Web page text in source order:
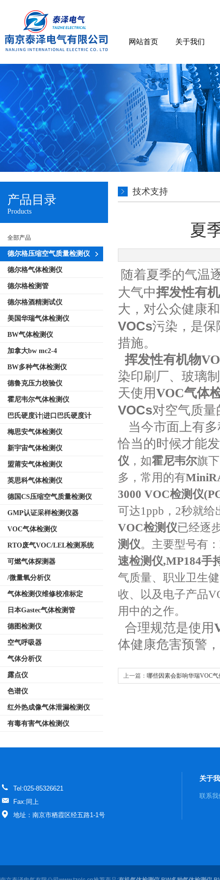
网站首页 关于我们
产品目录
Products
全部产品
德尔格压缩空气质量检测仪
德尔格气体检测仪
德尔格检测管
德尔格酒精测试仪
美国华瑞气体检测仪
BW气体检测仪
加拿大bw mc2-4
BW多种气体检测仪
德鲁克压力校验仪
霍尼韦尔气体检测仪
巴氏硬度计|进口巴氏硬度计
梅思安气体检测仪
新宇宙气体检测仪
盟莆安气体检测仪
英思科气体检测仪
德国CS压缩空气质量检测仪
GMP认证采样检测仪器
VOC气体检测仪
RTO废气VOC/LEL检测系统
可燃气体探测器
/微量氧分析仪
气体检测仪维修校准标定
日本Gastec气体检测管
德图检测仪
空气呼吸器
气体分析仪
露点仪
色谱仪
红外热成像气体泄漏检测仪
有毒有害气体检测仪
技术支持
夏
随着夏季的气温
大气中挥发性有
大，对公众健康
VOCs污染，是
措施。
挥发性有机物
染印刷厂、玻璃
天使用VOC气体
VOCs对空气质量
当今市面上有
恰当的时候才能
仪 ，如霍尼韦尔旗
多，常用的有
3000 VOC检测仪
可达1ppb，2秒就
VOC检测仪已经逐
测仪。主要型号有：
速检测仪,MP184手
气质量、职业卫生
收、以及电子产品
用中的之作。
合理规范是使用
体健康危害预警
上一篇： 哪些因素会影响华瑞VOC
Tel:025-85326621
Fax:同上
地址：南京市栖霞区经五路1-1号
关于
联系我